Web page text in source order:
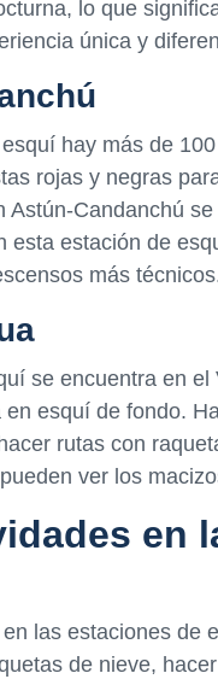
lo que
única y
hay más de
rojas y negras
Astún-Candanchú
esta estación de
más
se encuentra en
esquí de fondo.
rutas con
ver los
en
las estaciones de
de nieve,